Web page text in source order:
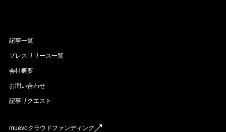
記事一覧
プレスリリース一覧
会社概要
お問い合わせ
記事リクエスト
muevoクラウドファンディング